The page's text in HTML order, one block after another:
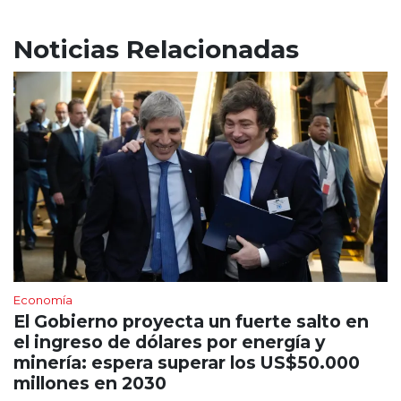
Noticias Relacionadas
Economía
El Gobierno proyecta un fuerte salto en
el ingreso de dólares por energía y
minería: espera superar los US$50.000
millones en 2030